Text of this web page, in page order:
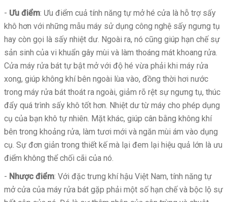
- Ưu điểm: Ưu điểm cuả tính năng tự mở hé cửa là hỗ trợ sấy
khô hơn với những mẫu máy sử dụng công nghệ sấy ngưng tụ
hay còn gọi là sấy nhiệt dư. Ngoài ra, nó cũng giúp hạn chế sự
sản sinh của vi khuẩn gây mùi và làm thoáng mát khoang rửa.
Cửa máy rửa bát tự bật mở với độ hé vừa phải khi máy rửa
xong, giúp không khí bên ngoài lùa vào, đồng thời hơi nước
trong máy rửa bát thoát ra ngoài, giảm rõ rệt sự ngưng tụ, thúc
đẩy quá trình sấy khô tốt hơn. Nhiệt dư từ máy cho phép dụng
cụ của bạn khô tự nhiên. Mặt khác, giúp cân bằng không khí
bên trong khoảng rửa, làm tươi mới và ngăn mùi ám vào dụng
cụ. Sự đơn giản trong thiết kế mà lại đem lại hiệu quả lớn là ưu
điểm không thể chối cãi của nó.
- Nhược điểm: Với đặc trưng khí hậu Việt Nam, tính năng tự
mở cửa của máy rửa bát gặp phải một số hạn chế và bộc lộ sự